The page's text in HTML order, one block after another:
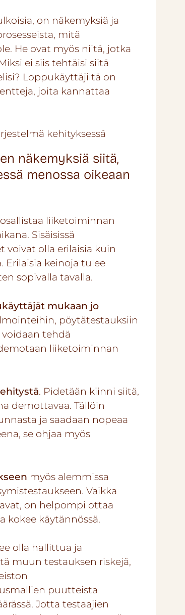
on näkemyksiä ja
mitä
He ovat myös niitä, jotka
ei siis tehtäisi siitä
Loppukäyttäjiltä on
joita kannattaa
näkemyksiä siitä,
menossa oikeaan
liiketoiminnan
Sisäisissä
voivat olla erilaisia kuin
Erilaisia keinoja tulee
sopivalla tavalla.
mukaan jo
pöytätestauksiin
tehdä
liiketoiminnan
. Pidetään kiinni siitä,
demottavaa. Tällöin
ja saadaan nopeaa
se ohjaa myös
myös alemmissa
Vaikka
on helpompi ottaa
kokee käytännössä.
olla hallittua ja
muun testauksen riskejä,
puutteista
Jotta testaajien